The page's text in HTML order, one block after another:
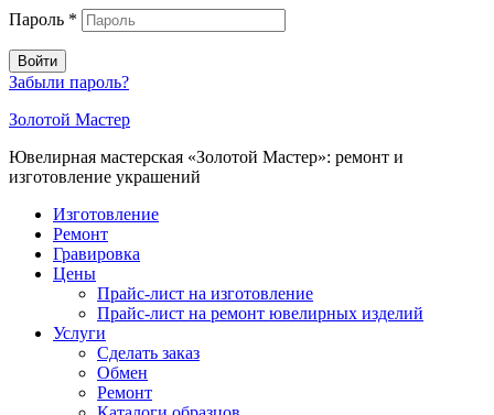
Пароль *
Войти
Забыли пароль?
Золотой Мастер
Ювелирная мастерская «Золотой Мастер»: ремонт и
изготовление украшений
Изготовление
Ремонт
Гравировка
Цены
Прайс-лист на изготовление
Прайс-лист на ремонт ювелирных изделий
Услуги
Сделать заказ
Обмен
Ремонт